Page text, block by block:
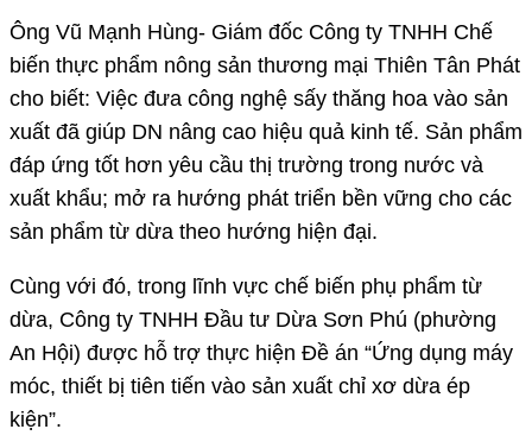
Ông Vũ Mạnh Hùng- Giám đốc Công ty TNHH Chế
biến thực phẩm nông sản thương mại Thiên Tân Phát
cho biết: Việc đưa công nghệ sấy thăng hoa vào sản
xuất đã giúp DN nâng cao hiệu quả kinh tế. Sản phẩm
đáp ứng tốt hơn yêu cầu thị trường trong nước và
xuất khẩu; mở ra hướng phát triển bền vững cho các
sản phẩm từ dừa theo hướng hiện đại.
Cùng với đó, trong lĩnh vực chế biến phụ phẩm từ
dừa, Công ty TNHH Đầu tư Dừa Sơn Phú (phường
An Hội) được hỗ trợ thực hiện Đề án “Ứng dụng máy
móc, thiết bị tiên tiến vào sản xuất chỉ xơ dừa ép
kiện”.